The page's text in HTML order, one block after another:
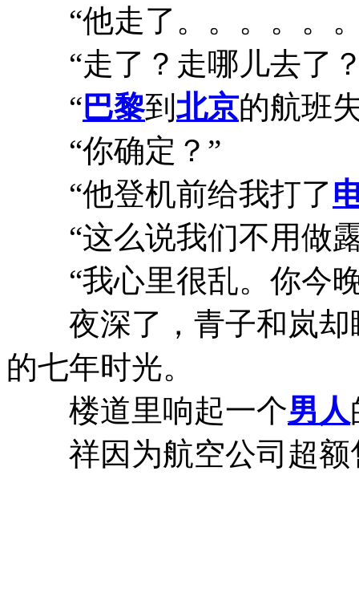
“他走了。。。。。
“走了？走哪儿去了？
“巴黎到 北京的航班
“你确定？”
“他登机前给我打了
“这么说我们不用做露
“我心里很乱。你今
夜深了，青子和岚却
的七年时光。
楼道里响起一个男人
祥因为航空公司超额